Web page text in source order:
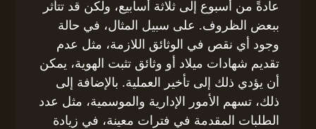
عادةً من أسبوع إلى ثلاثة أسابيع، ولكن قد تتأثر
ببعض الظروف. على سبيل المثال، في حالة
وجود أي نقص في الوثائق اللازمة، مثل عدم
تقديم شهادات ميلاد أو وثائق تثبت الهوية، يمكن
أن يؤدي ذلك إلى تأخير العملية. بالإضافة إلى
ذلك، تسهم الأمور الإدارية والموسمية، مثل عدد
الطلبات المقدمة في فترات معينة، في زيادة